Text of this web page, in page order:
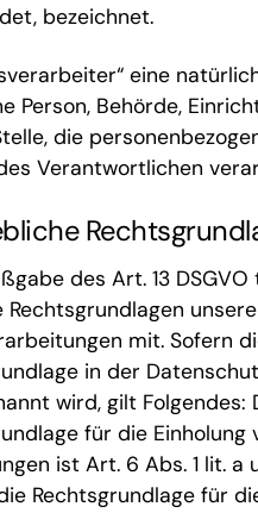
bezeichnet.
eine
Person, Behörde,
die
Verantwortlichen
des Art. 13 DSGVO
Rechtsgrundlagen
mit. Sofern
in der
wird, gilt Folgendes:
für die Einholung
ist Art. 6 Abs. 1 lit. a
Rechtsgrundlage für